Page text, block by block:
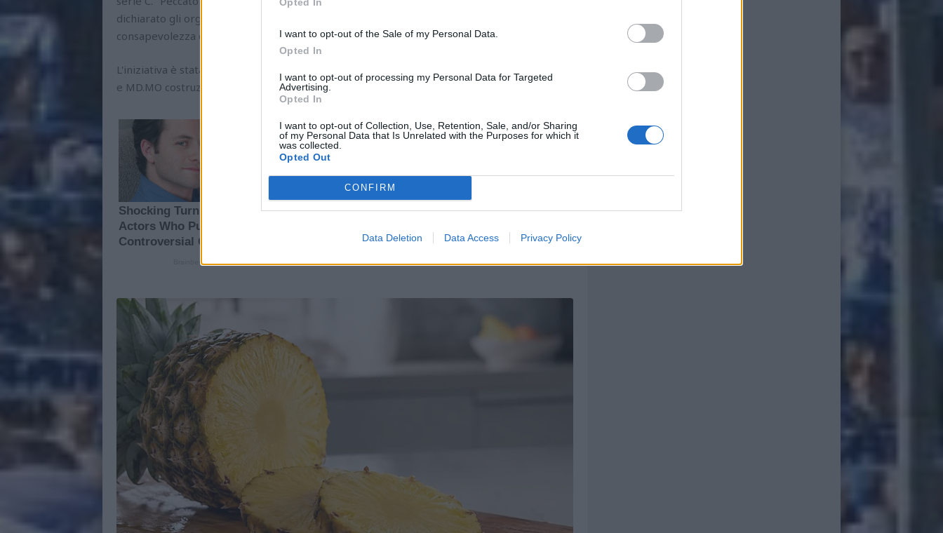
I want to opt-out of the Sale of my Personal Data.
Opted In
I want to opt-out of processing my Personal Data for Targeted
Advertising.
Opted In
I want to opt-out of Collection, Use, Retention, Sale, and/or Sharing
of my Personal Data that Is Unrelated with the Purposes for which it
was collected.
Opted Out
CONFIRM
Data Deletion Data Access Privacy Policy
dichiarato gli organizzatori del premio "Il Miglior Biancazzurro"- ma resta la
consapevolezza di un atleta che in campo si è sempre impegnato al massimo".
L'iniziativa è stata promossa in collaborazione con Ama Fitness, Maico, Isolamenti e colori,
e MD.MO costruzioni.